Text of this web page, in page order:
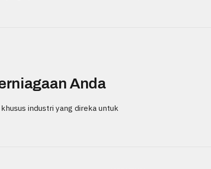
Anda
industri yang direka untuk